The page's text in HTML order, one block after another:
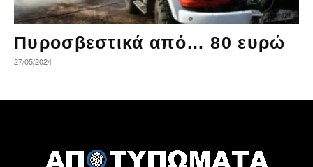
Πυροσβεστικά από… 80 ευρώ
27/05/2024